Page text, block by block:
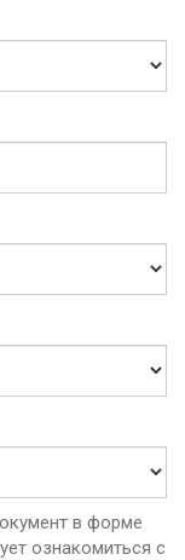
в форме
ознакомиться с